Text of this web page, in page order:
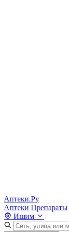
Аптеки.Ру
Аптеки Препараты
Ишим